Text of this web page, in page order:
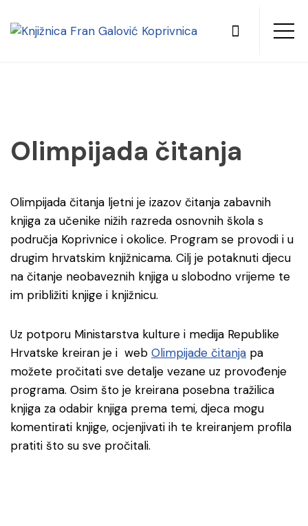
Olimpijada čitanja
Olimpijada čitanja ljetni je izazov čitanja zabavnih
knjiga za učenike nižih razreda osnovnih škola s
područja Koprivnice i okolice. Program se provodi i u
drugim hrvatskim knjižnicama. Cilj je potaknuti djecu
na čitanje neobaveznih knjiga u slobodno vrijeme te
im približiti knjige i knjižnicu.
Uz potporu Ministarstva kulture i medija Republike
Hrvatske kreiran je i web Olimpijade čitanja pa
možete pročitati sve detalje vezane uz provođenje
programa. Osim što je kreirana posebna tražilica
knjiga za odabir knjiga prema temi, djeca mogu
komentirati knjige, ocjenjivati ih te kreiranjem profila
pratiti što su sve pročitali.